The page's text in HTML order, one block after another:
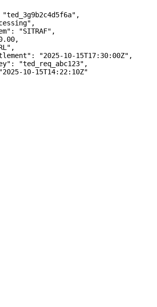
"SITRAF",
"2025-10-15T17:30:00Z",
"ted_req_abc123",
10-15T14:22:10Z"